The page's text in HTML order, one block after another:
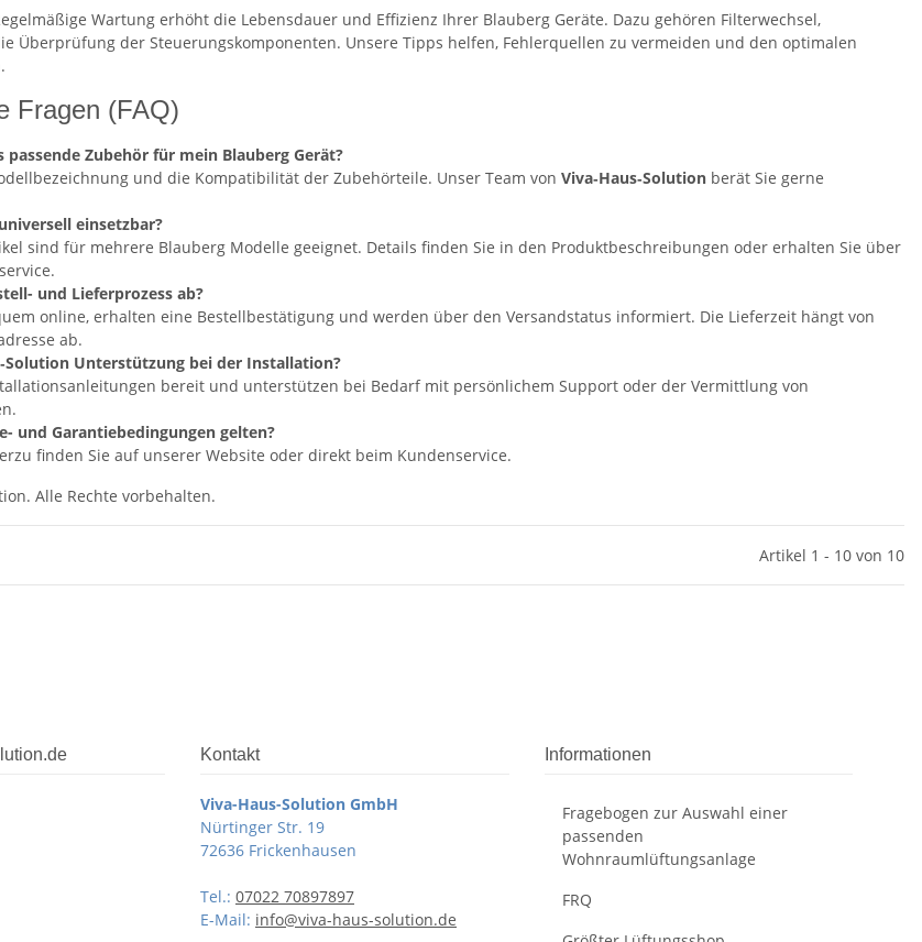
Wartung erhöht die Lebensdauer und Effizienz Ihrer Blauberg Geräte. Dazu gehören Filterwechsel,
Überprüfung der Steuerungskomponenten. Unsere Tipps helfen, Fehlerquellen zu vermeiden und den optimalen
Fragen (FAQ)
passende Zubehör für mein Blauberg Gerät?
und die Kompatibilität der Zubehörteile. Unser Team von Viva‑Haus‑Solution berät Sie gerne
einsetzbar?
sind für mehrere Blauberg Modelle geeignet. Details finden Sie in den Produktbeschreibungen oder erhalten Sie über
und Lieferprozess ab?
online, erhalten eine Bestellbestätigung und werden über den Versandstatus informiert. Die Lieferzeit hängt von
ab.
Unterstützung bei der Installation?
bereit und unterstützen bei Bedarf mit persönlichem Support oder der Vermittlung von
und Garantiebedingungen gelten?
finden Sie auf unserer Website oder direkt beim Kundenservice.
Alle Rechte vorbehalten.
Artikel 1 - 10 von 10
Kontakt
Viva-Haus-Solution GmbH
Nürtinger Str. 19
72636 Frickenhausen
Tel.: 07022 70897897
E-Mail: info@viva-haus-solution.de
Informationen
Fragebogen zur Auswahl einer
passenden
Wohnraumlüftungsanlage
FRQ